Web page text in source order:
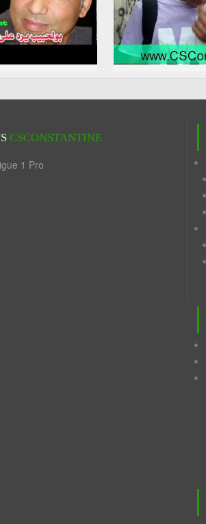
CSCONSTANTINE
1 Pro